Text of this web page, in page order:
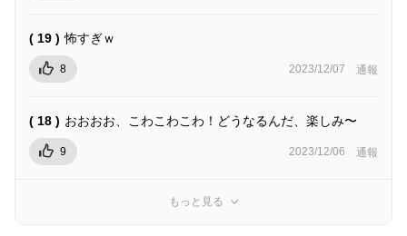
( 19 ) 怖すぎｗ
8 2023/12/07 通報
( 18 ) おおおお、こわこわこわ！どうなるんだ、楽しみ〜
9 2023/12/06 通報
もっと見る